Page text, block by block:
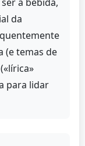
da
(e temas de
para lidar